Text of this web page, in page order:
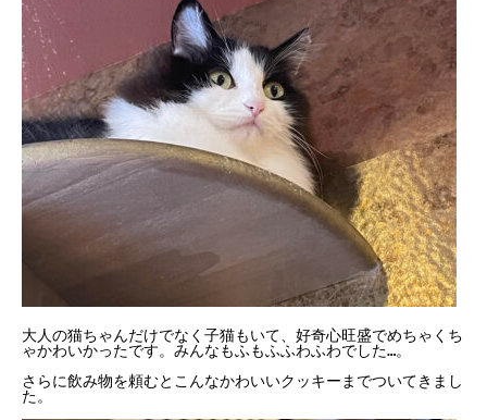
大人の猫ちゃんだけでなく子猫もいて、好奇心旺盛でめちゃくち
ゃかわいかったです。みんなもふもふふわふわでした…。
さらに飲み物を頼むとこんなかわいいクッキーまでついてきまし
た。